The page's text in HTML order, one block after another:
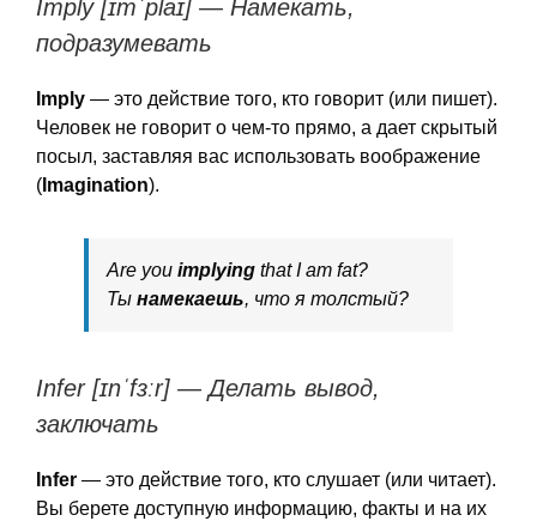
Imply [ɪmˈplaɪ] — Намекать,
подразумевать
Imply — это действие того, кто говорит (или пишет).
Человек не говорит о чем-то прямо, а дает скрытый
посыл, заставляя вас использовать воображение
( Imagination).
Are you implying that I am fat?
Ты намекаешь, что я толстый?
Infer [ɪnˈfɜːr] — Делать вывод,
заключать
Infer — это действие того, кто слушает (или читает).
Вы берете доступную информацию, факты и на их